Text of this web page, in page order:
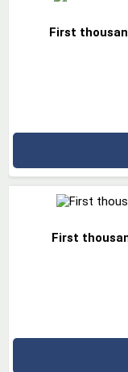
First
First